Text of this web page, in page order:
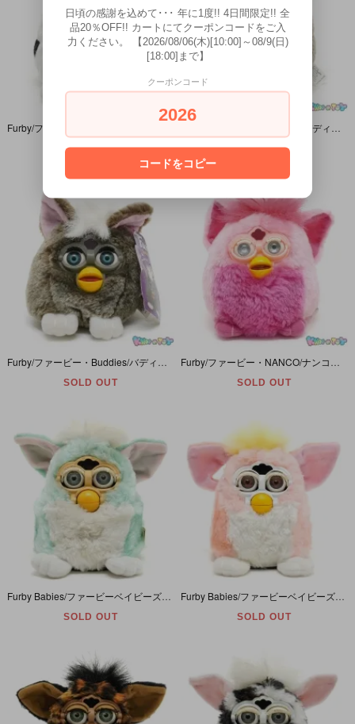
SOLD OUT SOLD OUT
SOLD OUT SOLD OUT
Furby Babies/ファービーベイビーズ・TOMY/トミー(タイガーエレクトロニクス・ハズブロ)・ミントグリーン×ホワイト×ピンク・Mint Green/ミントグリーン＋おまけ・日本語版・瞼難有
SOLD OUT SOLD OUT
日頃の感謝を込めて･･･ 年に1度!! 4日間限定!! 全
品20％OFF!! カートにてクーポンコードをご入
力ください。 【2026/08/06(木)[10:00]～08/9(日)
[18:00]まで】
クーポンコード
2026
コードをコピー